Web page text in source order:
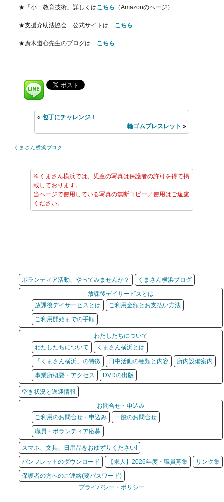
★「小一教育技術」詳しくはこちら （Amazonのページ）
★支援介助法協会 公式サイトは こちら
★廣木道心先生のブログは こちら
«包丁にチャレンジ！
輪ゴムブレスレット »
くまさん横浜ブログ
※くまさん横浜では、児童の写真は保護者の許可を得て掲
載しております。
当ページで使用している写真の無断コピー／使用はご遠慮
ください。
ボランティア活動、やってみませんか？
くまさん横浜ブログ
放課後デイサービスとは
放課後デイサービスとは
ご利用金額とお支払い方法
ご利用開始までの手順
わたしたちについて
わたしたちについて
くまさん横浜とは
「くまさん横浜」の特徴
日中活動の種類と内容
所内設備案内
事業所概要・アクセス
DVDの出版
空き状況と送迎情報
お問合せ・申込み
ご利用のお問合せ・申込み
一般のお問合せ
職員・ボランティア応募
スマホ、文具、日用品をおゆずりください!
パンフレットのダウンロード
【求人】2026年度・職員募集
リンク集
保護者の方へのご連絡(要パスワード)
プライバシー・ポリシー